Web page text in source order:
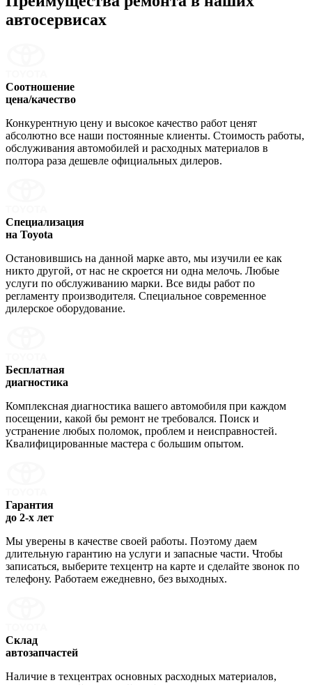
автосервисах
Соотношение
цена/качество
Конкурентную цену и высокое качество работ ценят
абсолютно все наши постоянные клиенты. Стоимость работы,
обслуживания автомобилей и расходных материалов в
полтора раза дешевле официальных дилеров.
Специализация
на Toyota
Остановившись на данной марке авто, мы изучили ее как
никто другой, от нас не скроется ни одна мелочь. Любые
услуги по обслуживанию марки. Все виды работ по
регламенту производителя. Специальное современное
дилерское оборудование.
Бесплатная
диагностика
Комплексная диагностика вашего автомобиля при каждом
посещении, какой бы ремонт не требовался. Поиск и
устранение любых поломок, проблем и неисправностей.
Квалифицированные мастера с большим опытом.
Гарантия
до 2-х лет
Мы уверены в качестве своей работы. Поэтому даем
длительную гарантию на услуги и запасные части. Чтобы
записаться, выберите техцентр на карте и сделайте звонок по
телефону. Работаем ежедневно, без выходных.
Склад
автозапчастей
Наличие в техцентрах основных расходных материалов,